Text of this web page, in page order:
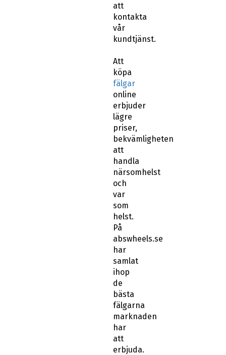
att
kontakta
vår
kundtjänst.
Att
köpa
fälgar
online
erbjuder
lägre
priser,
bekvämligheten
att
handla
närsomhelst
och
var
som
helst.
På
abswheels.se
har
samlat
ihop
de
bästa
fälgarna
marknaden
har
att
erbjuda.